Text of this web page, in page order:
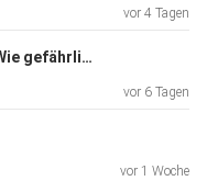
vor 4 Tagen
Zerreißprobe für die CDU: Wie gefährlich wird die Krise für Merz?
vor 6 Tagen
vor 1 Woche